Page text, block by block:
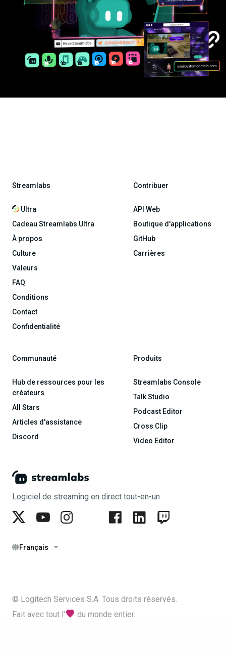
Logiciel de streaming en direct tout-en-un
Français
Streamlabs
Ultra
Cadeau Streamlabs Ultra
À propos
Culture
Valeurs
FAQ
Conditions
Contact
Confidentialité
Contribuer
API Web
Boutique d'applications
GitHub
Carrières
Communauté
Hub de ressources pour les
créateurs
All Stars
Articles d'assistance
Discord
Produits
Streamlabs Console
Talk Studio
Podcast Editor
Cross Clip
Video Editor
© Logitech Services S.A. Tous droits réservés.
Fait avec tout l'
du monde entier.